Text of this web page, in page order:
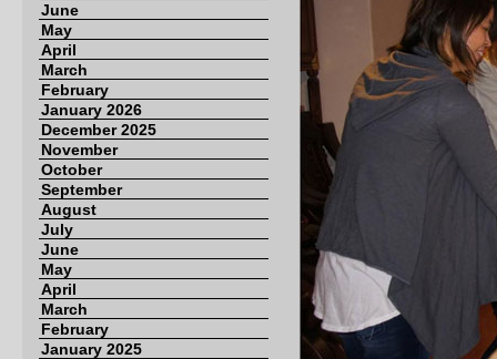
June
May
April
March
February
January 2026
December 2025
November
October
September
August
July
June
May
April
March
February
January 2025